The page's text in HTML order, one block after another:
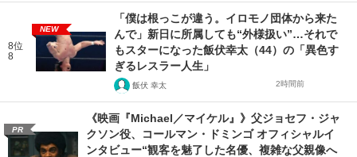
8位
8
NEW
「僕は根っこが違う。イロモノ団体から来た
んで」新日に所属しても“外様扱い”…それで
もスターになった飯伏幸太（44）の「異色す
ぎるレスラー人生」
飯伏 幸太 2時間前
PR
《映画『Michael／マイケル』》父ジョセフ・ジャ
クソン役、コールマン・ドミンゴ オフィシャルイ
ンタビュー“観客を魅了した名優、複雑な父親像へ